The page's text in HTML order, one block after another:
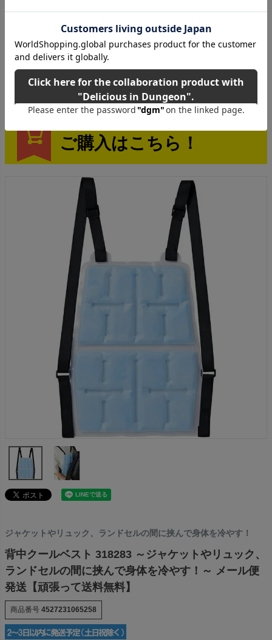
ご購入はこちら！
ジャケットやリュック、ランドセルの間に挟んで身体を冷やす！
背中クールベスト 318283 ～ジャケットやリュック、
ランドセルの間に挟んで身体を冷やす！～ メール便
発送【頑張って送料無料】
商品番号 4527231065258